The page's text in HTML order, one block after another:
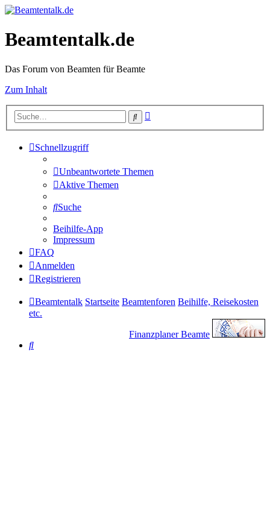
Beamtentalk.de
Das Forum von Beamten für Beamte
Zum Inhalt
Suche
Schnellzugriff
Unbeantwortete Themen
Aktive Themen
Suche
Beihilfe-App
Impressum
FAQ
Anmelden
Registrieren
Beamtentalk Startseite Beamtenforen Beihilfe, Reisekosten
etc.
Finanzplaner Beamte
Suche